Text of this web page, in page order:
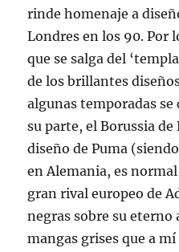
rinde homenaje a
Londres en los 90. Por
que se salga del
de los brillantes
algunas temporadas se
su parte, el Borussia
diseño de Puma
en Alemania, es
gran rival europeo de
negras sobre su eterno
mangas grises que a